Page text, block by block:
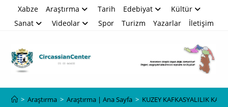
Xabze Araştırma Tarih Edebiyat
Kültür
Sanat
Videolar Spor Turizm Yazarlar İletişim
> Araştırma > Araştırma | Ana Sayfa > KUZEY KAFKASYALILIK